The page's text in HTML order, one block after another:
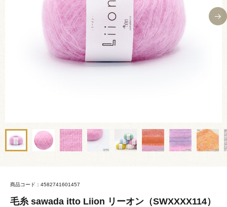
商品コード：4582741601457
毛糸 sawada itto Liion リーオン（SWXXXX114）